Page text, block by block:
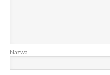
Nazwa